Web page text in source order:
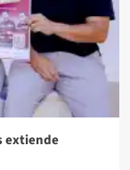
extiende